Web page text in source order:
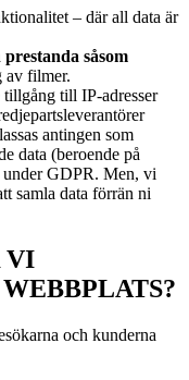
– där all data är
såsom
av filmer.
till IP-adresser
antingen som
data (beroende på
under GDPR. Men, vi
samla data förrän ni
VI
och kunderna